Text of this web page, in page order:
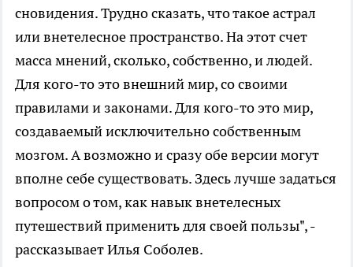
сновидения. Трудно сказать, что такое астрал
или внетелесное пространство. На этот счет
масса мнений, сколько, собственно, и людей.
Для кого-то это внешний мир, со своими
правилами и законами. Для кого-то это мир,
создаваемый исключительно собственным
мозгом. А возможно и сразу обе версии могут
вполне себе существовать. Здесь лучше задаться
вопросом о том, как навык внетелесных
путешествий применить для своей пользы", -
рассказывает Илья Соболев.